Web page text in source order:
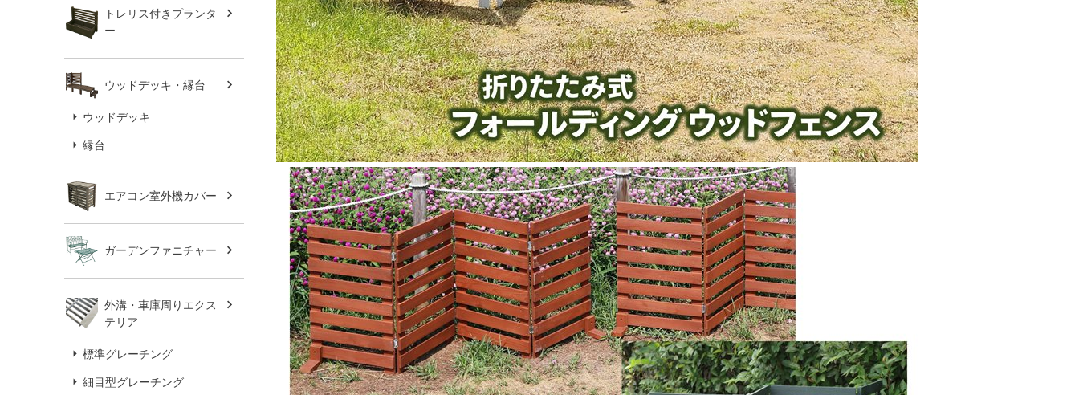
トレリス付きプランタ
ー
ウッドデッキ・縁台
ウッドデッキ
縁台
エアコン室外機カバー
ガーデンファニチャー
外溝・車庫周りエクス
テリア
標準グレーチング
細目型グレーチング